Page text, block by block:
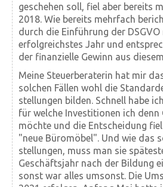
geschehen soll, fiel aber bereits
2018. Wie bereits mehrfach
durch die Einführung der
erfolgreichstes Jahr und
der finanzielle Gewinn aus
Meine Steuer­beraterin hat mir
solchen Fällen wohl die
stellungen bilden. Schnell habe
für welche Investitionen ich denn
möchte und die Entscheidung
"neue Büro­möbel". Und wie das
stellungen, muss man sie
Geschäfts­jahr nach der Bildung
sonst war alles umsonst. Die